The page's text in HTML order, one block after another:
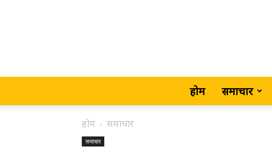
होम समाचार
होम समाचार
समाचार